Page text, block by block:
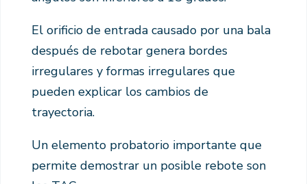
El orificio de entrada causado por una bala
después de rebotar genera bordes
irregulares y formas irregulares que
pueden explicar los cambios de
trayectoria.
Un elemento probatorio importante que
permite demostrar un posible rebote son